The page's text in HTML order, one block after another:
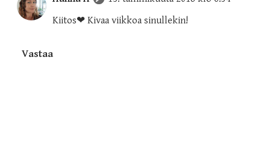
Kiitos❤ Kivaa viikkoa sinullekin!
Vastaa